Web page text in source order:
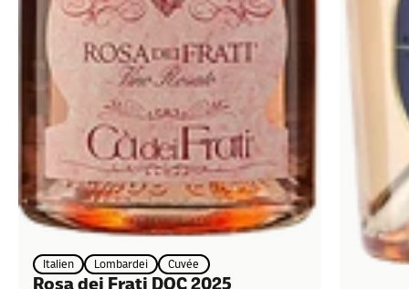
Italien Lombardei Cuvée
Rosa dei Frati DOC 2025